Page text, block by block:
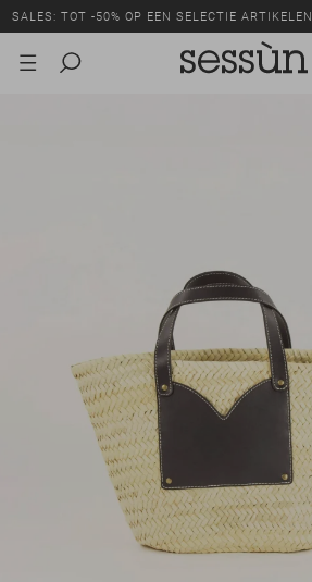
SALES: TOT -50% OP EEN SELECTIE ARTIKELEN.